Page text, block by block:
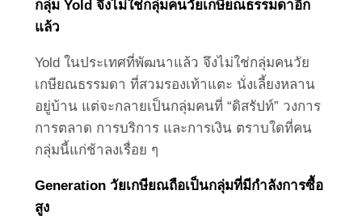
กลุ่ม Yold จึงไม่ใช่กลุ่มคนวัยเกษียณธรรมดาอีก
แล้ว
Yold ในประเทศที่พัฒนาแล้ว จึงไม่ใช่กลุ่มคนวัย
เกษียณธรรมดา ที่สวมรองเท้าแตะ นั่งเลี้ยงหลาน
อยู่บ้าน แต่จะกลายเป็นกลุ่มคนที่ “ดิสรัปท์” วงการ
การตลาด การบริการ และการเงิน ตราบใดที่คน
กลุ่มนี้แก่ช้าลงเรื่อย ๆ
Generation วัยเกษียณถือเป็นกลุ่มที่มีกำลังการซื้อ
สูง